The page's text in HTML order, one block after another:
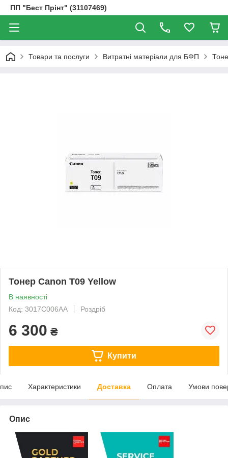
ПП "Бест Прінт" (31107469)
Товари та послуги Витратні матеріали для БФП
Тонер Canon T09 Yellow
В наявності
Код: 3017C006AA
Роздріб
6 300 ₴
Купити
Характеристики Доставка Оплата Умови
Опис